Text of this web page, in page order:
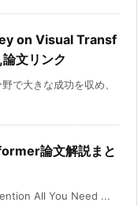
on Visual Transf
文リンク
で大きな成功を収め、
論文解説まと
All You Need ...